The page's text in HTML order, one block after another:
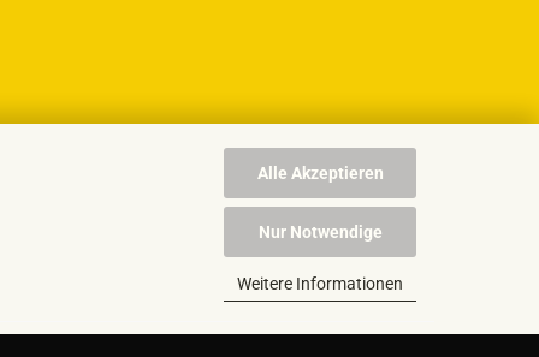
Alle Akzeptieren
Nur Notwendige
Weitere Informationen